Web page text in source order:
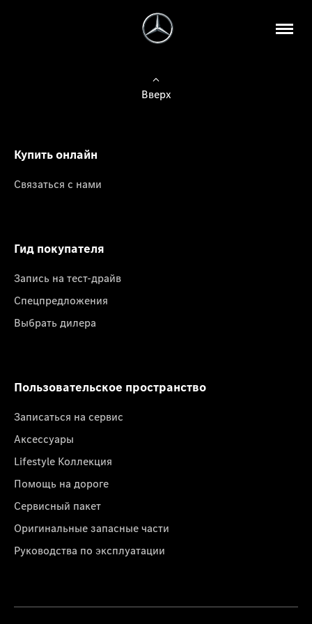
Вверх
Купить онлайн
Связаться с нами
Гид покупателя
Запись на тест-драйв
Спецпредложения
Выбрать дилера
Пользовательское пространство
Записаться на сервис
Аксессуары
Lifestyle Коллекция
Помощь на дороге
Сервисный пакет
Оригинальные запасные части
Руководства по эксплуатации